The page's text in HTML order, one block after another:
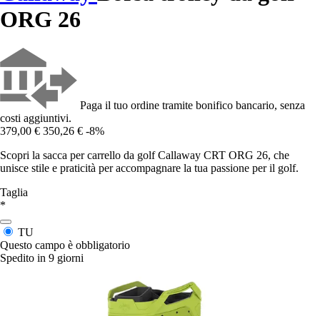
ORG 26
Paga il tuo ordine tramite bonifico bancario, senza
costi aggiuntivi.
379,00 € 350,26 € -8%
Scopri la sacca per carrello da golf Callaway CRT ORG 26, che
unisce stile e praticità per accompagnare la tua passione per il golf.
Taglia
*
TU
Questo campo è obbligatorio
Spedito in 9 giorni